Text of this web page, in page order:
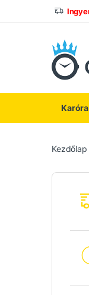
Ugrás a navigációhoz
Ugrás a tartalomhoz
Kezdőlap